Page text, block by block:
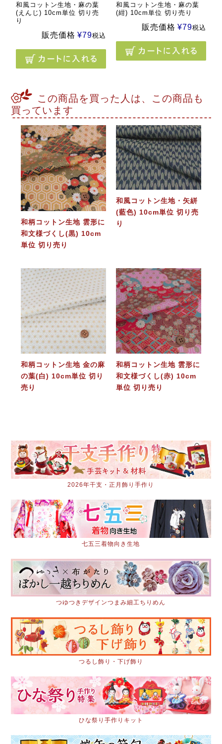
和風コットン生地・麻の葉
(えんじ) 10cm単位 切り売
り
販売価格 ¥79税込
和風コットン生地・麻の葉
(紺) 10cm単位 切り売り
販売価格 ¥79税込
この商品を買った人は、この商品も
買っています
和柄コットン生地 雲形に
和文様づくし(黒) 10cm
単位 切り売り
和風コットン生地・矢絣
(藍色) 10cm単位 切り売
り
和柄コットン生地 金の麻
の葉(白) 10cm単位 切り
売り
和柄コットン生地 雲形に
和文様づくし(赤) 10cm
単位 切り売り
2026年干支・正月飾り手作り
七五三着物向き生地
つゆつきデザインつまみ細工ちりめん
つるし飾り・下げ飾り
ひな祭り手作りキット